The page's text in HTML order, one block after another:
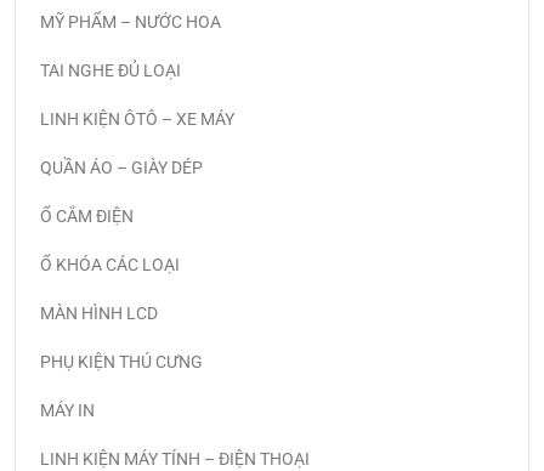
MỸ PHẨM – NƯỚC HOA
TAI NGHE ĐỦ LOẠI
LINH KIỆN ÔTÔ – XE MÁY
QUẦN ÁO – GIÀY DÉP
Ổ CẮM ĐIỆN
Ổ KHÓA CÁC LOẠI
MÀN HÌNH LCD
PHỤ KIỆN THÚ CƯNG
MÁY IN
LINH KIỆN MÁY TÍNH – ĐIỆN THOẠI